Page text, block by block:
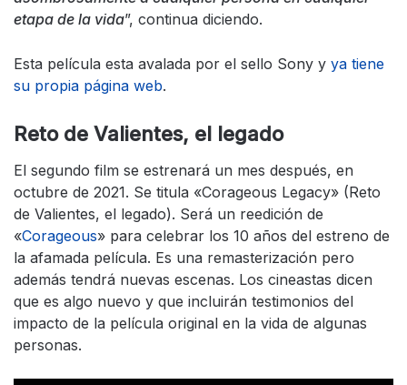
etapa de la vida”, continua diciendo.
Esta película esta avalada por el sello Sony y ya tiene
su propia página web.
Reto de Valientes, el legado
El segundo film se estrenará un mes después, en
octubre de 2021. Se titula «Corageous Legacy» (Reto
de Valientes, el legado). Será un reedición de
«Corageous» para celebrar los 10 años del estreno de
la afamada película. Es una remasterización pero
además tendrá nuevas escenas. Los cineastas dicen
que es algo nuevo y que incluirán testimonios del
impacto de la película original en la vida de algunas
personas.